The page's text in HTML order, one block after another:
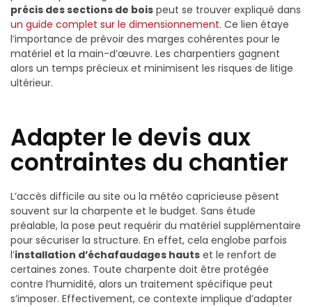
précis des sections de bois peut se trouver expliqué dans
un guide complet sur le dimensionnement. Ce lien étaye
l’importance de prévoir des marges cohérentes pour le
matériel et la main-d’œuvre. Les charpentiers gagnent
alors un temps précieux et minimisent les risques de litige
ultérieur.
Adapter le devis aux
contraintes du chantier
L’accès difficile au site ou la météo capricieuse pèsent
souvent sur la charpente et le budget. Sans étude
préalable, la pose peut requérir du matériel supplémentaire
pour sécuriser la structure. En effet, cela englobe parfois
l’installation d’échafaudages hauts et le renfort de
certaines zones. Toute charpente doit être protégée
contre l’humidité, alors un traitement spécifique peut
s’imposer. Effectivement, ce contexte implique d’adapter